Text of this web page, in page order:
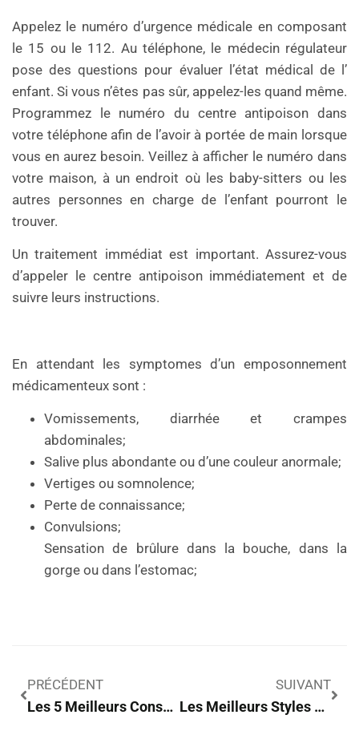
Appelez le numéro d’urgence médicale en composant
le 15 ou le 112. Au téléphone, le médecin régulateur
pose des questions pour évaluer l’état médical de l’
enfant. Si vous n’êtes pas sûr, appelez-les quand même.
Programmez le numéro du centre antipoison dans
votre téléphone afin de l’avoir à portée de main lorsque
vous en aurez besoin. Veillez à afficher le numéro dans
votre maison, à un endroit où les baby-sitters ou les
autres personnes en charge de l’enfant pourront le
trouver.
Un traitement immédiat est important. Assurez-vous
d’appeler le centre antipoison immédiatement et de
suivre leurs instructions.
En attendant les symptomes d’un emposonnement
médicamenteux sont :
Vomissements, diarrhée et crampes
abdominales;
Salive plus abondante ou d’une couleur anormale;
Vertiges ou somnolence;
Perte de connaissance;
Convulsions;
Sensation de brûlure dans la bouche, dans la
gorge ou dans l’estomac;
PRÉCÉDENT
Les 5 Meilleurs Conseils Pour Trouver Un Emploi Que Vous Aimerez
SUIVANT
Les Meilleurs Styles De Coupe De Cheveux Pour Hommes De 2022